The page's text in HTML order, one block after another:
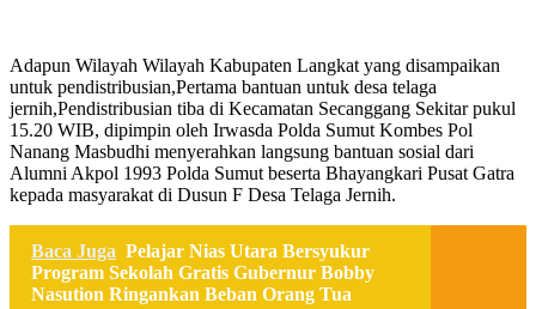
Adapun Wilayah Wilayah Kabupaten Langkat yang disampaikan
untuk pendistribusian,Pertama bantuan untuk desa telaga
jernih,Pendistribusian tiba di Kecamatan Secanggang Sekitar pukul
15.20 WIB, dipimpin oleh Irwasda Polda Sumut Kombes Pol
Nanang Masbudhi menyerahkan langsung bantuan sosial dari
Alumni Akpol 1993 Polda Sumut beserta Bhayangkari Pusat Gatra
kepada masyarakat di Dusun F Desa Telaga Jernih.
Baca Juga Pelajar Nias Utara Bersyukur
Program Sekolah Gratis Gubernur Bobby
Nasution Ringankan Beban Orang Tua